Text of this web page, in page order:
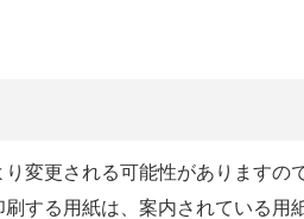
変更される可能性がありますの
する用紙は、案内されている用